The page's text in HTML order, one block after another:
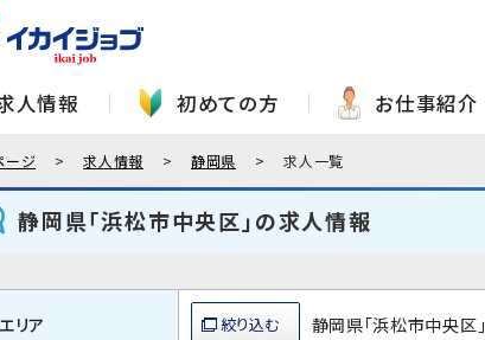
人情報 初めての方 お仕事紹介
ージ 求人情報 静岡県 求人一覧
静岡県「浜松市中央区」の求人情報
エリア 静岡県「浜松市中央区」